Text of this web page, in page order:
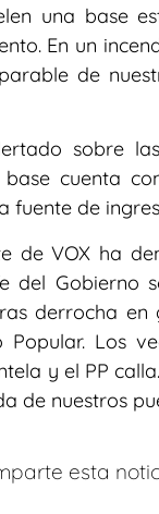
una base
En un
de
sobre
cuenta
fuente de
de VOX ha
del Gobierno
derrocha
Los
y el PP
de nuestros
esta